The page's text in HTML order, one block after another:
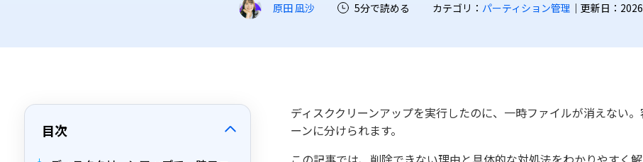
原田 凪沙 5分で読める カテゴリ： パーティション管理 ｜更新日：
目次
ディスククリーンアップを実行したのに、一時ファイルが消えない
ーンに分けられます。